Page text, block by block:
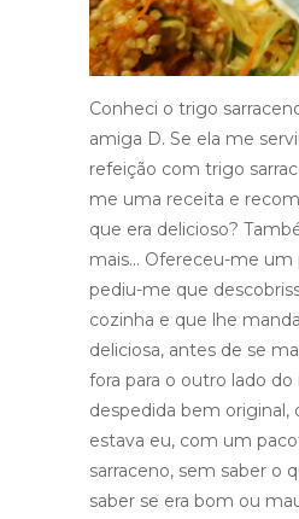
Conheci o trigo
amiga D. Se ela me
refeição com trigo
me uma receita e
que era delicioso?
mais… Ofereceu-me um
pediu-me que
cozinha e que lhe
deliciosa, antes de se
fora para o outro lado
despedida bem original,
estava eu, com um
sarraceno, sem saber o
saber se era bom ou